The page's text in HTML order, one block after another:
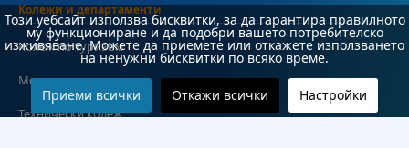
Колежи и департаменти
Колеж по туризъм
Медицински колеж
Технически колеж
Този уебсайт използва бисквитки, за да гарантира правилното
му функциониране и да подобри вашето потребителско
изживяване. Можете да приемете или откажете използването
на ненужни бисквитки по всяко време.
Приеми всички Откажи всички Настройки